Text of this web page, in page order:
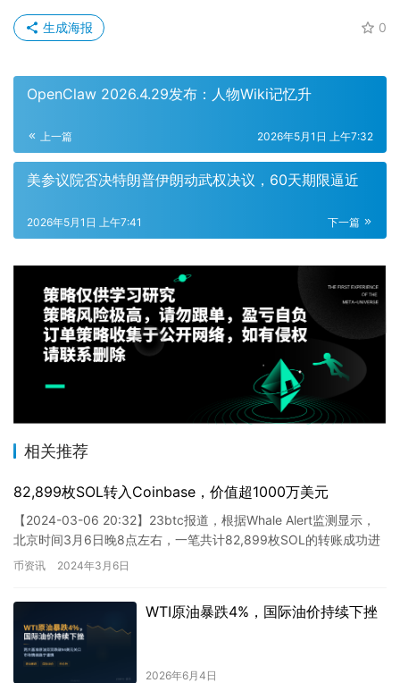
0
生成海报
OpenClaw 2026.4.29发布：人物Wiki记忆升
上一篇 2026年5月1日 上午7:32
美参议院否决特朗普伊朗动武权决议，60天期限逼近
下一篇
2026年5月1日 上午7:41
相关推荐
82,899枚SOL转入Coinbase，价值超1000万美元
【2024-03-06 20:32】23btc报道，根据Whale Alert监测显示，
北京时间3月6日晚8点左右，一笔共计82,899枚SOL的转账成功进
入Coinbase，价值…
币资讯 2024年3月6日
WTI原油暴跌4%，国际油价持续下挫
2026年6月4日